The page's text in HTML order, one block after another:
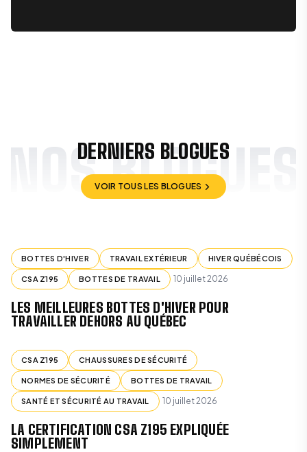
NOS BLOGUES
DERNIERS BLOGUES
VOIR TOUS LES BLOGUES
BOTTES D'HIVER TRAVAIL EXTÉRIEUR HIVER QUÉBÉCOIS
CSA Z195 BOTTES DE TRAVAIL 10 juillet 2026
LES MEILLEURES BOTTES D'HIVER POUR
TRAVAILLER DEHORS AU QUÉBEC
CSA Z195 CHAUSSURES DE SÉCURITÉ
NORMES DE SÉCURITÉ BOTTES DE TRAVAIL
SANTÉ ET SÉCURITÉ AU TRAVAIL 10 juillet 2026
LA CERTIFICATION CSA Z195 EXPLIQUÉE
SIMPLEMENT